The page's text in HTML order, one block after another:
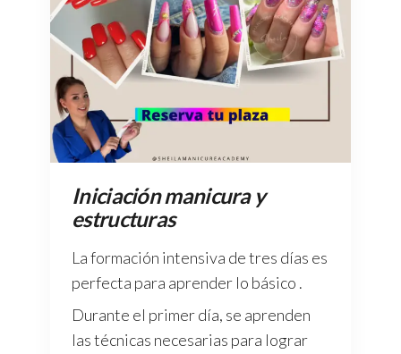
Iniciación manicura y
estructuras
La formación intensiva de tres días es
perfecta para aprender lo básico .
Durante el primer día, se aprenden
las técnicas necesarias para lograr